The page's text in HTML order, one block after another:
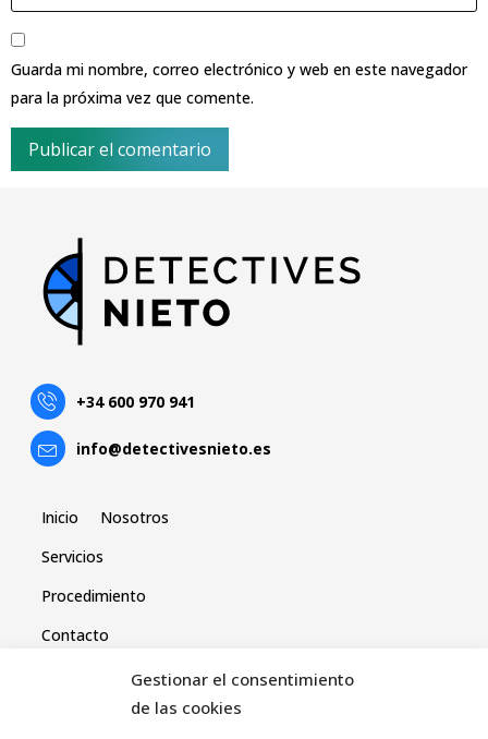
Gestionar el consentimiento
de las cookies
Guarda mi nombre, correo electrónico y web en este navegador
para la próxima vez que comente.
+34 600 970 941
info@detectivesnieto.es
Inicio
Nosotros
Servicios
Procedimiento
Contacto